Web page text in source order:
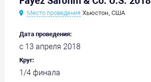
Место проведения Хьюстон, США
Дата проведения:
с 13 апреля 2018
Круг:
1/4 финала